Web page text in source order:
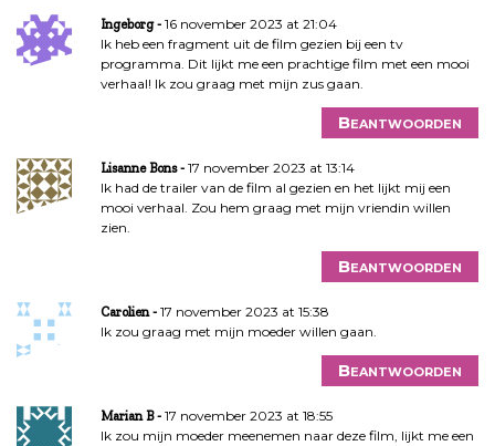
Ingeborg
16 november 2023 at 21:04
Ik heb een fragment uit de film gezien bij een tv
programma. Dit lijkt me een prachtige film met een mooi
verhaal! Ik zou graag met mijn zus gaan.
Beantwoorden
Lisanne Bons
17 november 2023 at 13:14
Ik had de trailer van de film al gezien en het lijkt mij een
mooi verhaal. Zou hem graag met mijn vriendin willen
zien.
Beantwoorden
Carolien
17 november 2023 at 15:38
Ik zou graag met mijn moeder willen gaan.
Beantwoorden
Marian B
17 november 2023 at 18:55
Ik zou mijn moeder meenemen naar deze film, lijkt me een